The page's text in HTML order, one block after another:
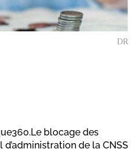
DR
blocage des
de la CNSS